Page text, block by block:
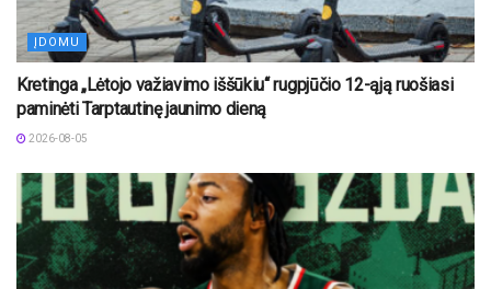
ĮDOMU
Kretinga „Lėtojo važiavimo iššūkiu“ rugpjūčio 12-ąją ruošiasi
paminėti Tarptautinę jaunimo dieną
2026-08-05